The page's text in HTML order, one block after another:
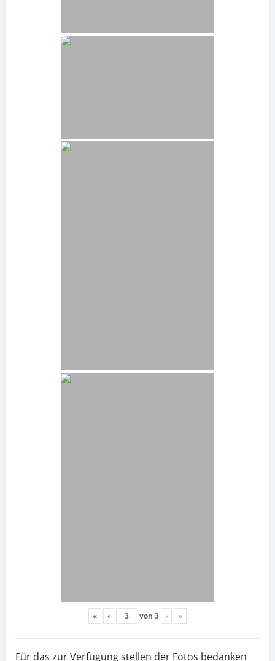
« ‹ von 3 › »
Für das zur Verfügung stellen der Fotos bedanken